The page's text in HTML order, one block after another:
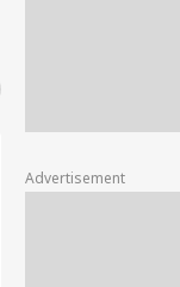
Advertisement